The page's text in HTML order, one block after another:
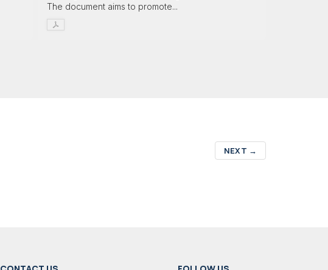
The document aims to promote...
NEXT →